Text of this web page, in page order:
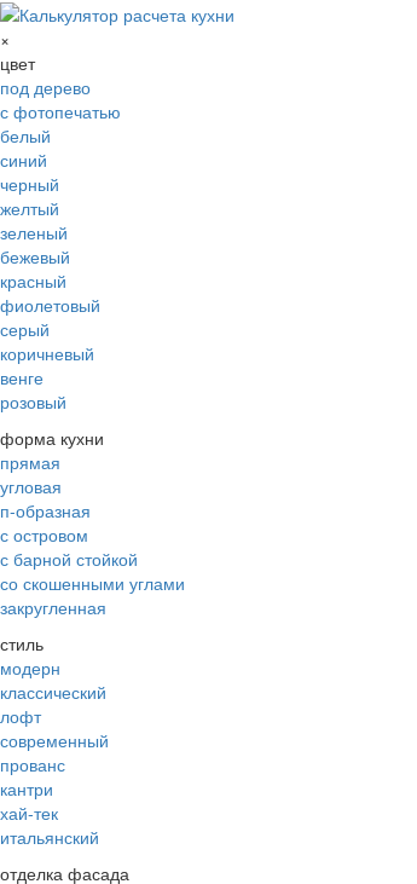
×
цвет
под дерево
с фотопечатью
белый
синий
черный
желтый
зеленый
бежевый
красный
фиолетовый
серый
коричневый
венге
розовый
форма кухни
прямая
угловая
п-образная
с островом
с барной стойкой
со скошенными углами
закругленная
стиль
модерн
классический
лофт
современный
прованс
кантри
хай-тек
итальянский
отделка фасада